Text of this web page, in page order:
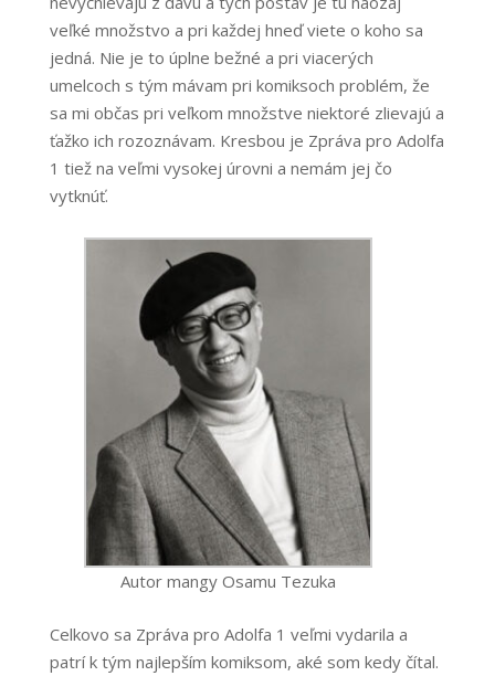
veľké množstvo a pri každej hneď viete o koho sa
jedná. Nie je to úplne bežné a pri viacerých
umelcoch s tým mávam pri komiksoch problém, že
sa mi občas pri veľkom množstve niektoré zlievajú a
ťažko ich rozoznávam. Kresbou je Zpráva pro Adolfa
1 tiež na veľmi vysokej úrovni a nemám jej čo
vytknúť.
Autor mangy Osamu Tezuka
Celkovo sa Zpráva pro Adolfa 1 veľmi vydarila a
patrí k tým najlepším komiksom, aké som kedy čítal.